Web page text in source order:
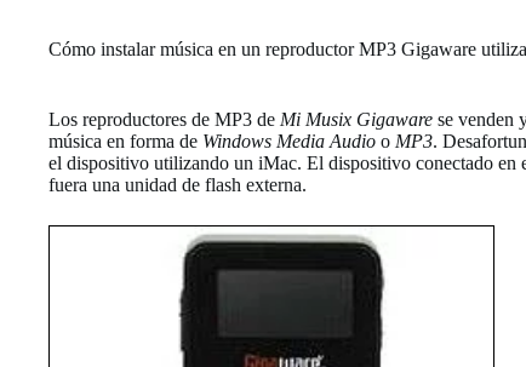
Cómo instalar música en un reproductor MP3 Gigaware
Los reproductores de MP3 de Mi Musix Gigaware se venden
música en forma de Windows Media Audio o MP3.
el dispositivo utilizando un iMac. El dispositivo conectado en
fuera una unidad de flash externa.